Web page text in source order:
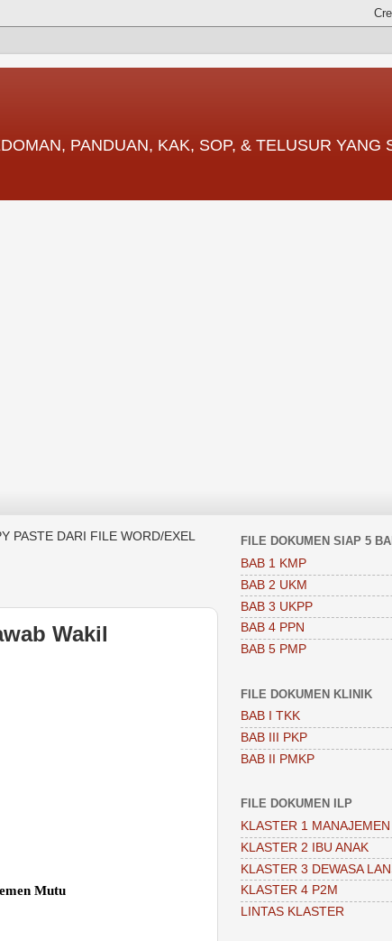
PANDUAN, KAK, SOP, & TELUSUR YANG
PASTE DARI FILE WORD/EXEL
Wakil
Mutu
FILE DOKUMEN SIAP 5
BAB 1 KMP
BAB 2 UKM
BAB 3 UKPP
BAB 4 PPN
BAB 5 PMP
FILE DOKUMEN KLINIK
BAB I TKK
BAB III PKP
BAB II PMKP
FILE DOKUMEN ILP
KLASTER 1 MANAJEMEN
KLASTER 2 IBU ANAK
KLASTER 3 DEWASA
KLASTER 4 P2M
LINTAS KLASTER